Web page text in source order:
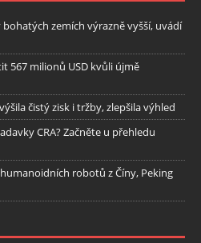
zemích výrazně vyšší, uvádí
567 milionů USD kvůli újmě
čistý zisk i tržby, zlepšila výhled
CRA? Začněte u přehledu
robotů z Číny, Peking